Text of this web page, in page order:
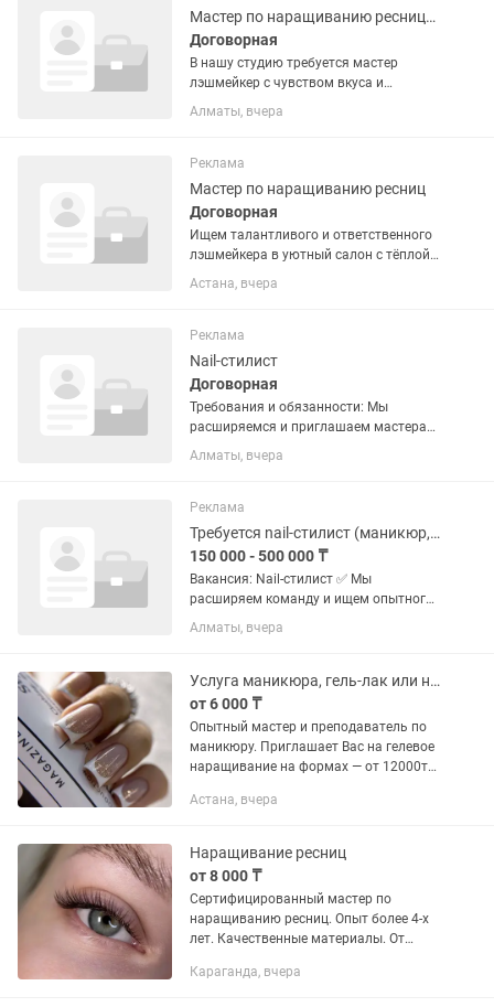
трансформируется в...
Мастер по наращиванию ресниц/ lashmaker/ лэшмейкер
Договорная
В нашу студию требуется мастер
лэшмейкер с чувством вкуса и
любовью к деталям ✨ Мы создаём не
просто наращивание — мы делаем
результат. И ищем человека, который...
Алматы, вчера
Реклама
Мастер по наращиванию ресниц
Договорная
Ищем талантливого и ответственного
лэшмейкера в уютный салон с тёплой
атмосферой и адекватным подходом к
работе. Условия: оплата - ежедневно
материалы - с...
Астана, вчера
Реклама
Nail-стилист
Договорная
Требования и обязанности: Мы
расширяемся и приглашаем мастера
маникюра и педикюра, наращивания
ногтей в салон красоты Стиль! Если у
мы приглашаем тебя в наш...
Алматы, вчера
Реклама
Требуется nail-стилист (маникюр, педикюр, наращивание)
150 000 - 500 000 ₸
Вакансия: Nail-стилист ✅ Мы
расширяем команду и ищем опытного
nail-стилиста, который любит свою
работу, ценит качество и стремится
уровень сервиса. Что предстоит...
Алматы, вчера
Услуга маникюра, гель-лак или наращивание ногтей
от 6 000 ₸
Опытный мастер и преподаватель по
маникюру. Приглашает Вас на гелевое
наращивание на формах — от 12000тг.
дизайн ногтей. Все качественно.
Астана, вчера
Наращивание ресниц
от 8 000 ₸
Сертифицированный мастер по
наращиванию ресниц. Опыт более 4-х
лет. Качественные материалы. От
перманентный макияж бровей.
Караганда, вчера